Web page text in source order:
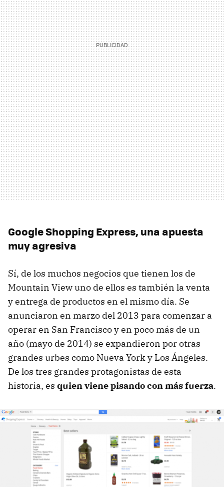
Google Shopping Express, una apuesta
muy agresiva
Sí, de los muchos negocios que tienen los de
Mountain View uno de ellos es también la venta
y entrega de productos en el mismo día. Se
anunciaron en marzo del 2013 para comenzar a
operar en San Francisco y en poco más de un
año (mayo de 2014) se expandieron por otras
grandes urbes como Nueva York y Los Ángeles.
De los tres grandes protagonistas de esta
historia, es quien viene pisando con más fuerza.